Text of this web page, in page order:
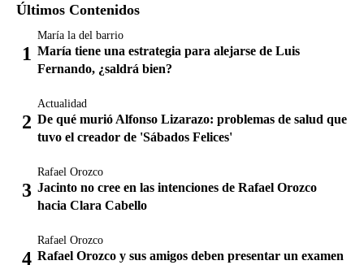
Últimos Contenidos
María la del barrio
María tiene una estrategia para alejarse de Luis
Fernando, ¿saldrá bien?
Actualidad
De qué murió Alfonso Lizarazo: problemas de salud que
tuvo el creador de 'Sábados Felices'
Rafael Orozco
Jacinto no cree en las intenciones de Rafael Orozco
hacia Clara Cabello
Rafael Orozco
Rafael Orozco y sus amigos deben presentar un examen